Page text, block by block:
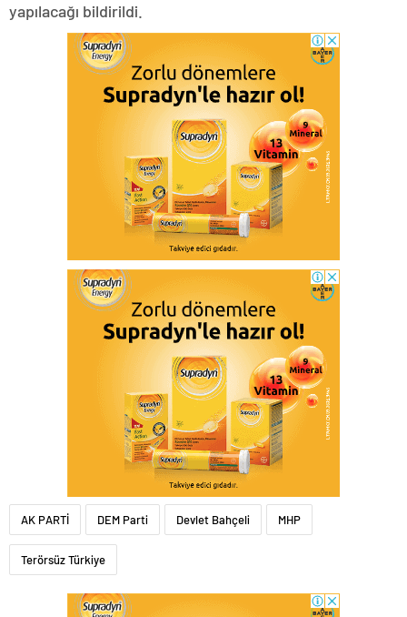
yapılacağı bildirildi.
AK PARTİ DEM Parti Devlet Bahçeli MHP
Terörsüz Türkiye